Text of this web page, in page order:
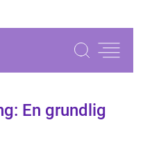
En grundlig